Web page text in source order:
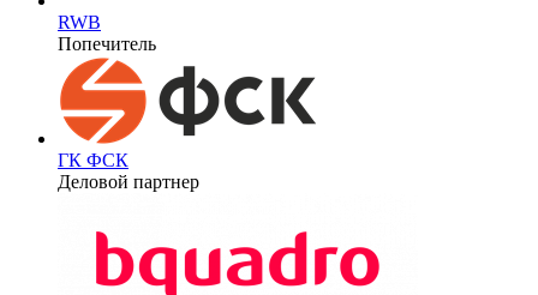
RWB
Попечитель
ГК ФСК
Деловой партнер